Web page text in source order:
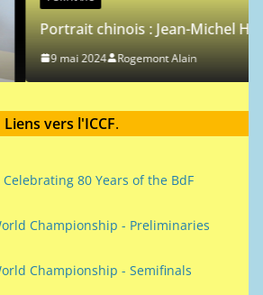
chinois : Jean-Michel Hagnere
Rogemont Alain
Liens vers l'ICCF.
80 Years of the BdF
Championship - Preliminaries
Championship - Semifinals